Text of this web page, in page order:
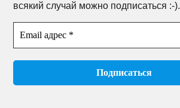
всякий случай можно подписаться :-).